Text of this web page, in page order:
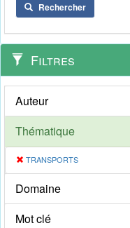
Rechercher
Filtres
Auteur
Thématique
TRANSPORTS
Domaine
Mot clé